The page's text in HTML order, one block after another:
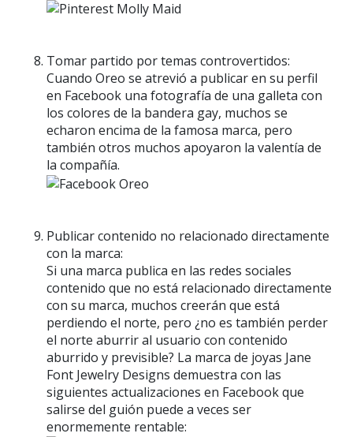
Tomar partido por temas controvertidos:
Cuando Oreo se atrevió a publicar en su perfil
en Facebook una fotografía de una galleta con
los colores de la bandera gay, muchos se
echaron encima de la famosa marca, pero
también otros muchos apoyaron la valentía de
la compañía.
Publicar contenido no relacionado directamente
con la marca:
Si una marca publica en las redes sociales
contenido que no está relacionado directamente
con su marca, muchos creerán que está
perdiendo el norte, pero ¿no es también perder
el norte aburrir al usuario con contenido
aburrido y previsible? La marca de joyas Jane
Font Jewelry Designs demuestra con las
siguientes actualizaciones en Facebook que
salirse del guión puede a veces ser
enormemente rentable: